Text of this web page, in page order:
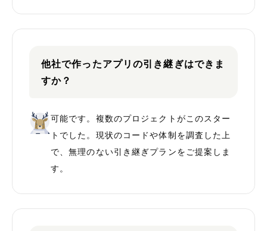
他社で作ったアプリの引き継ぎはできま
すか？
可能です。複数のプロジェクトがこのスター
トでした。現状のコードや体制を調査した上
で、無理のない引き継ぎプランをご提案しま
す。